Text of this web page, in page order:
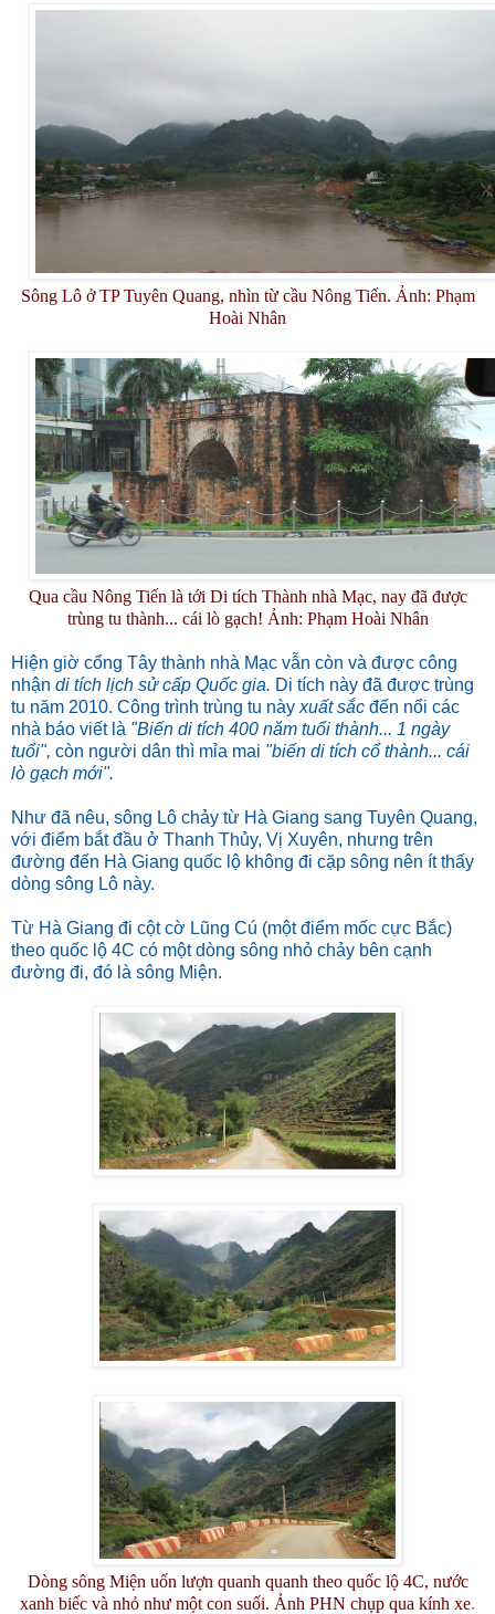
Sông Lô ở TP Tuyên Quang, nhìn từ cầu Nông Tiến. Ảnh: Phạm
Hoài Nhân
Qua cầu Nông Tiến là tới Di tích Thành nhà Mạc, nay đã được
trùng tu thành... cái lò gạch! Ảnh: Phạm Hoài Nhân
Hiện giờ cổng Tây thành nhà Mạc vẫn còn và được công
nhận di tích lịch sử cấp Quốc gia. Di tích này đã được trùng
tu năm 2010. Công trình trùng tu này xuất sắc đến nổi các
nhà báo viết là "Biến di tích 400 năm tuổi thành... 1 ngày
tuổi", còn người dân thì mỉa mai "biến di tích cổ thành... cái
lò gạch mới".
Như đã nêu, sông Lô chảy từ Hà Giang sang Tuyên Quang,
với điểm bắt đầu ở Thanh Thủy, Vị Xuyên, nhưng trên
đường đến Hà Giang quốc lộ không đi cặp sông nên ít thấy
dòng sông Lô này.
Từ Hà Giang đi cột cờ Lũng Cú (một điểm mốc cực Bắc)
theo quốc lộ 4C có một dòng sông nhỏ chảy bên cạnh
đường đi, đó là sông Miện.
Dòng sông Miện uốn lượn quanh quanh theo quốc lộ 4C, nước
xanh biếc và nhỏ như một con suối. Ảnh PHN chụp qua kính xe.